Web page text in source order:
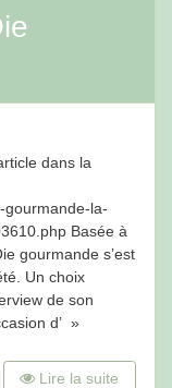
dans la
gourmande-la-
Basée à
gourmande s’est
Un choix
de son
d’ »
Lire la suite